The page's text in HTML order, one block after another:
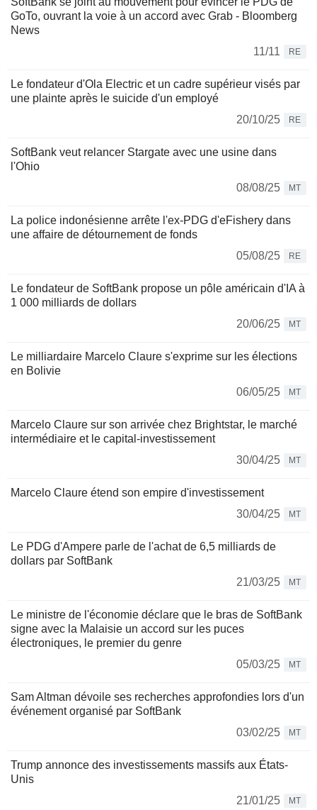
GoTo, ouvrant la voie à un accord avec Grab - Bloomberg
News
11/11
RE
Le fondateur d'Ola Electric et un cadre supérieur visés par
une plainte après le suicide d'un employé
20/10/25
RE
SoftBank veut relancer Stargate avec une usine dans
l'Ohio
08/08/25
MT
La police indonésienne arrête l'ex-PDG d'eFishery dans
une affaire de détournement de fonds
05/08/25
RE
Le fondateur de SoftBank propose un pôle américain d'IA à
1 000 milliards de dollars
20/06/25
MT
Le milliardaire Marcelo Claure s'exprime sur les élections
en Bolivie
06/05/25
MT
Marcelo Claure sur son arrivée chez Brightstar, le marché
intermédiaire et le capital-investissement
30/04/25
MT
Marcelo Claure étend son empire d'investissement
30/04/25
MT
Le PDG d'Ampere parle de l'achat de 6,5 milliards de
dollars par SoftBank
21/03/25
MT
Le ministre de l'économie déclare que le bras de SoftBank
signe avec la Malaisie un accord sur les puces
électroniques, le premier du genre
05/03/25
MT
Sam Altman dévoile ses recherches approfondies lors d'un
événement organisé par SoftBank
03/02/25
MT
Trump annonce des investissements massifs aux États-
Unis
21/01/25
MT